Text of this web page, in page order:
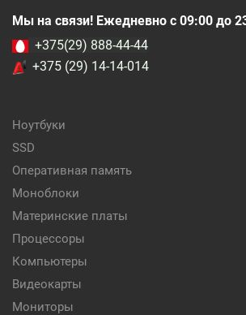
Мы на связи! Ежедневно с 09:00 до
+375(29) 888-44-44
+375 (29) 14-14-014
Ноутбуки
SSD
Оперативная память
Моноблоки
Материнские платы
Процессоры
Компьютеры
Видеокарты
Мониторы